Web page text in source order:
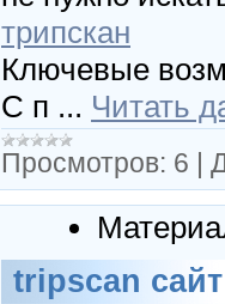
трипскан
Ключевые
С п ... Читать
Просмотров: 6 |
tripscan сайт